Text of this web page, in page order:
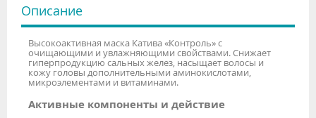
Описание
Высокоактивная маска Катива «Контроль» с
очищающими и увлажняющими свойствами. Снижает
гиперпродукцию сальных желез, насыщает волосы и
кожу головы дополнительными аминокислотами,
микроэлементами и витаминами.
Активные компоненты и действие